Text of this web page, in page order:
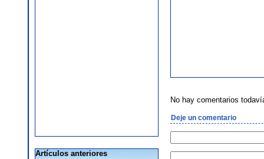
Artículos anteriores
No hay comentarios
Deje un comentario